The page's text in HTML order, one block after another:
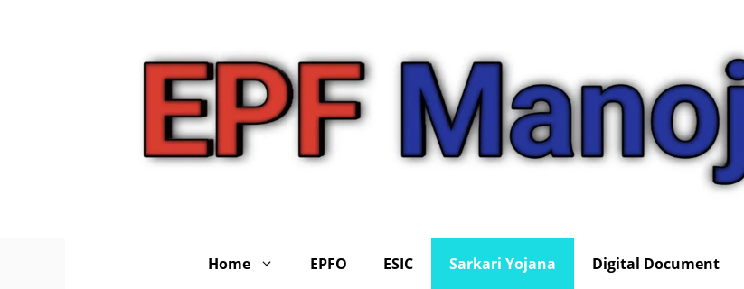
Home EPFO ESIC Sarkari Yojana Digital Document